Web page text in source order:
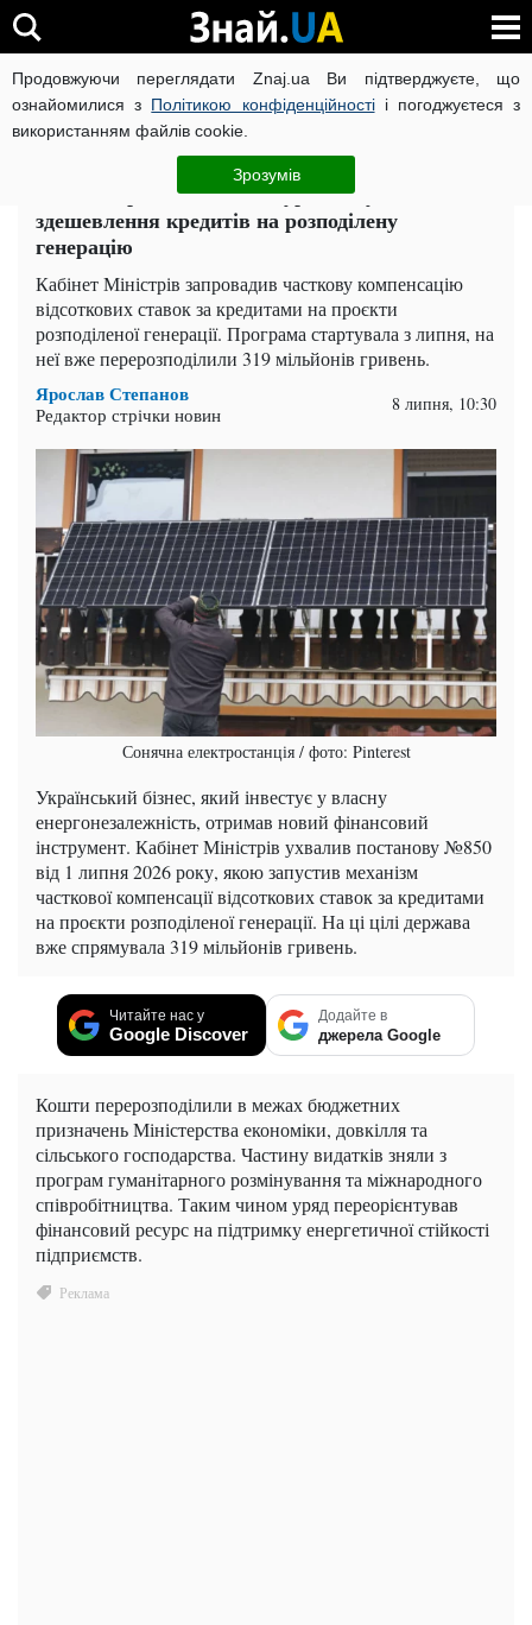
Продовжуючи переглядати Znaj.ua Ви підтверджуєте, що
ознайомилися з Політикою конфіденційностіі погоджуєтеся з
використанням файлів cookie.
Зрозумів
ВІЙНА РОСІЇ ПРОТИ УКРАЇНИ КОРОНАВІРУС В УКРАЇНІ
ЧИТАТЬ НА РУССКОМ
319 млн грн компенсації: уряд запустив
здешевлення кредитів на розподілену
генерацію
Кабінет Міністрів запровадив часткову компенсацію
відсоткових ставок за кредитами на проєкти
розподіленої генерації. Програма стартувала з липня, на
неї вже перерозподілили 319 мільйонів гривень.
Ярослав Степанов
Редактор стрічки новин 8 липня, 10:30
Сонячна електростанція / фото: Pinterest
Український бізнес, який інвестує у власну
енергонезалежність, отримав новий фінансовий
інструмент. Кабінет Міністрів ухвалив постанову №850
від 1 липня 2026 року, якою запустив механізм
часткової компенсації відсоткових ставок за кредитами
на проєкти розподіленої генерації. На ці цілі держава
вже спрямувала 319 мільйонів гривень.
Читайте нас у
Google Discover
Додайте в
джерела Google
Кошти перерозподілили в межах бюджетних
призначень Міністерства економіки, довкілля та
сільського господарства. Частину видатків зняли з
програм гуманітарного розмінування та міжнародного
співробітництва. Таким чином уряд переорієнтував
фінансовий ресурс на підтримку енергетичної стійкості
підприємств.